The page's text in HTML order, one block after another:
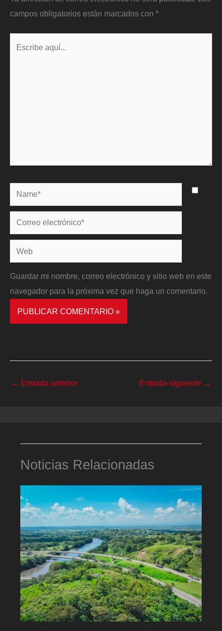
campos obligatorios están marcados con *
Name*
Correo
electrónico*
Web
Guardar mi nombre, correo electrónico y sitio web en este
navegador para la próxima vez que haga un comentario.
← Entrada anterior Entrada siguiente →
Noticias Relacionadas